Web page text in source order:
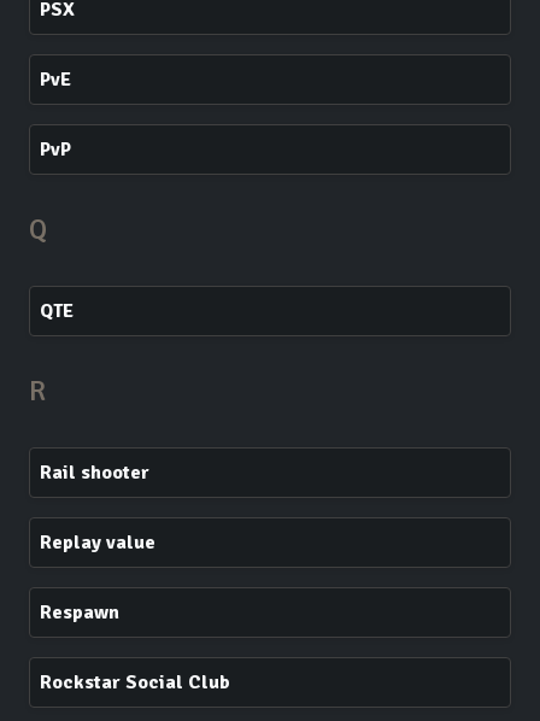
PSX
PvE
PvP
Q
QTE
R
Rail shooter
Replay value
Respawn
Rockstar Social Club